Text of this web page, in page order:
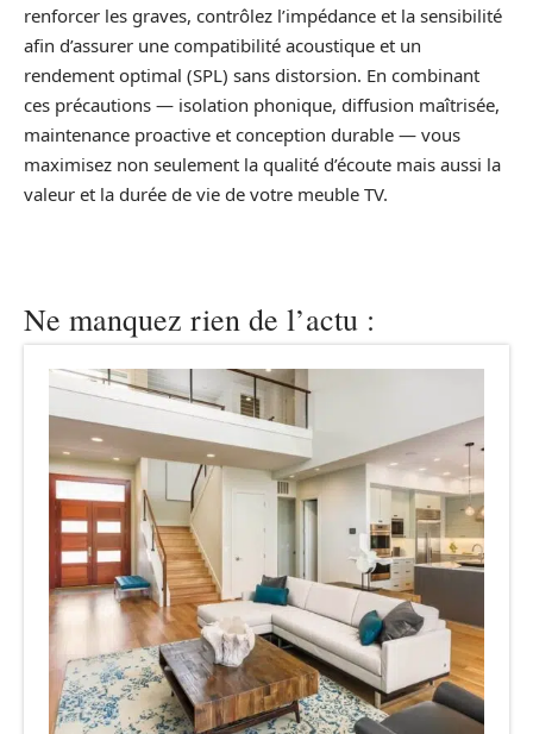
renforcer les graves, contrôlez l’impédance et la sensibilité
afin d’assurer une compatibilité acoustique et un
rendement optimal (SPL) sans distorsion. En combinant
ces précautions — isolation phonique, diffusion maîtrisée,
maintenance proactive et conception durable — vous
maximisez non seulement la qualité d’écoute mais aussi la
valeur et la durée de vie de votre meuble TV.
Ne manquez rien de l’actu :